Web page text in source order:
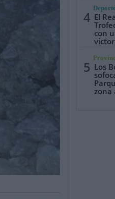
4 El
con
5 Los
zona